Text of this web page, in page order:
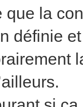
que la
définie